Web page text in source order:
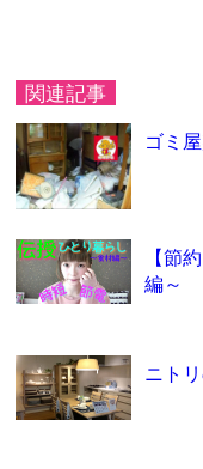
関連記事
ゴミ
【節
編～
ニト